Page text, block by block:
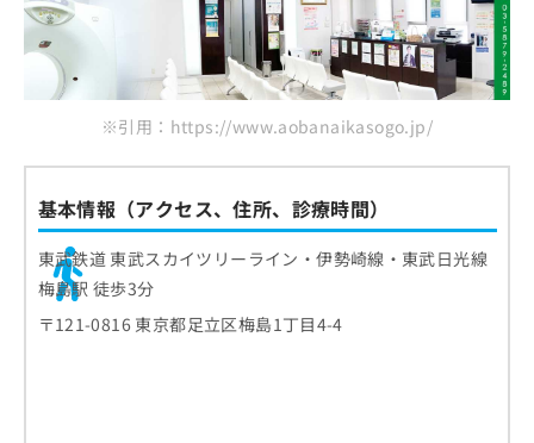
※引用：https://www.aobanaikasogo.jp/
基本情報（アクセス、住所、診療時間）
東武鉄道 東武スカイツリーライン・伊勢崎線・東武日光線
梅島駅 徒歩3分
〒121-0816 東京都足立区梅島1丁目4-4